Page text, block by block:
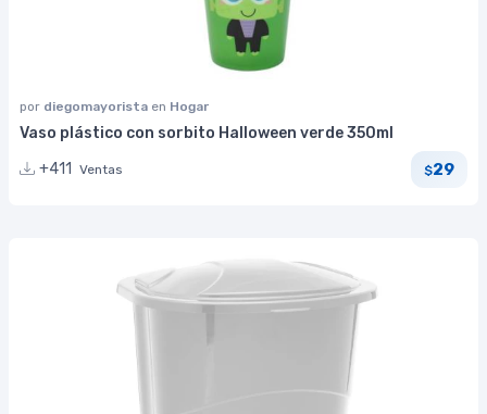
por diegomayorista en Hogar
Vaso plástico con sorbito Halloween verde 350ml
+411 Ventas $29